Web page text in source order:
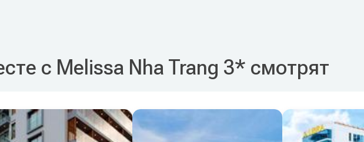
с Melissa Nha Trang 3* смотрят